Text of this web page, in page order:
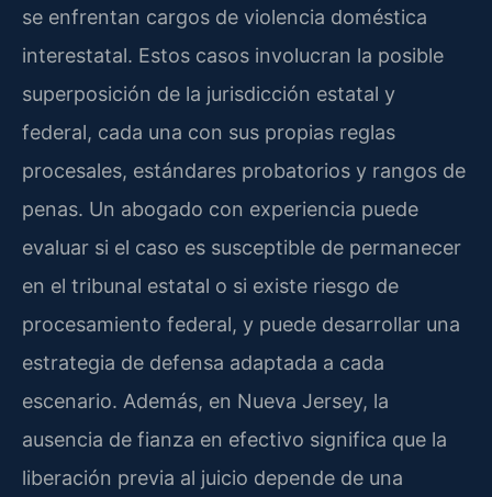
se enfrentan cargos de violencia doméstica
interestatal. Estos casos involucran la posible
superposición de la jurisdicción estatal y
federal, cada una con sus propias reglas
procesales, estándares probatorios y rangos de
penas. Un abogado con experiencia puede
evaluar si el caso es susceptible de permanecer
en el tribunal estatal o si existe riesgo de
procesamiento federal, y puede desarrollar una
estrategia de defensa adaptada a cada
escenario. Además, en Nueva Jersey, la
ausencia de fianza en efectivo significa que la
liberación previa al juicio depende de una